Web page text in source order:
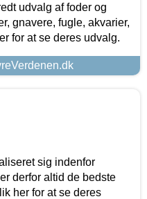
udvalg af foder og
gnavere, fugle, akvarier,
for at se deres udvalg.
sig indenfor
derfor altid de bedste
her for at se deres